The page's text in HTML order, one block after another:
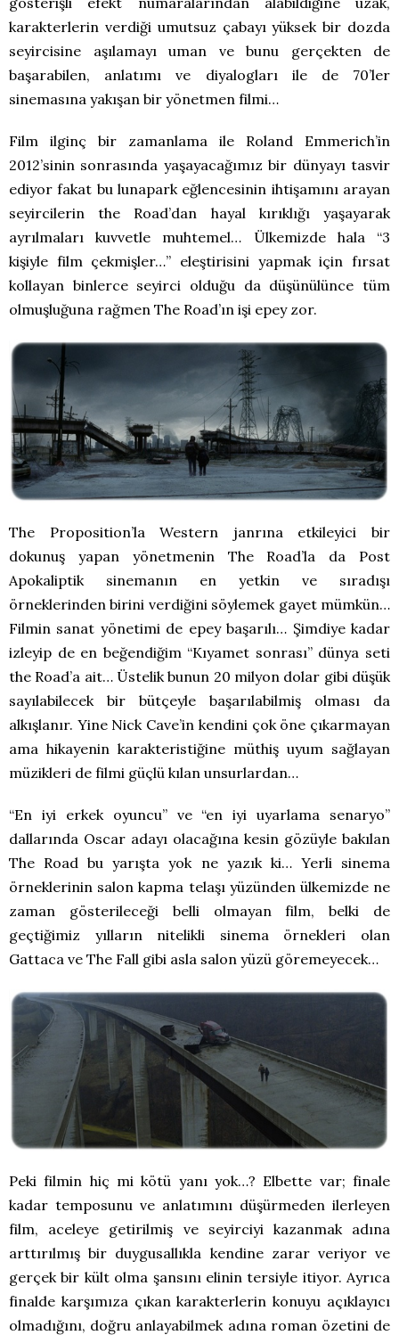
karakterlerin verdiği umutsuz çabayı yüksek bir dozda
seyircisine aşılamayı uman ve bunu gerçekten de
başarabilen, anlatımı ve diyalogları ile de 70’ler
sinemasına yakışan bir yönetmen filmi…
Film ilginç bir zamanlama ile Roland Emmerich’in
2012’sinin sonrasında yaşayacağımız bir dünyayı tasvir
ediyor fakat bu lunapark eğlencesinin ihtişamını arayan
seyircilerin the Road’dan hayal kırıklığı yaşayarak
ayrılmaları kuvvetle muhtemel… Ülkemizde hala “3
kişiyle film çekmişler…” eleştirisini yapmak için fırsat
kollayan binlerce seyirci olduğu da düşünülünce tüm
olmuşluğuna rağmen The Road’ın işi epey zor.
The Proposition’la Western janrına etkileyici bir
dokunuş yapan yönetmenin The Road’la da Post
Apokaliptik sinemanın en yetkin ve sıradışı
örneklerinden birini verdiğini söylemek gayet mümkün…
Filmin sanat yönetimi de epey başarılı… Şimdiye kadar
izleyip de en beğendiğim “Kıyamet sonrası” dünya seti
the Road’a ait… Üstelik bunun 20 milyon dolar gibi düşük
sayılabilecek bir bütçeyle başarılabilmiş olması da
alkışlanır. Yine Nick Cave’in kendini çok öne çıkarmayan
ama hikayenin karakteristiğine müthiş uyum sağlayan
müzikleri de filmi güçlü kılan unsurlardan…
“En iyi erkek oyuncu” ve “en iyi uyarlama senaryo”
dallarında Oscar adayı olacağına kesin gözüyle bakılan
The Road bu yarışta yok ne yazık ki… Yerli sinema
örneklerinin salon kapma telaşı yüzünden ülkemizde ne
zaman gösterileceği belli olmayan film, belki de
geçtiğimiz yılların nitelikli sinema örnekleri olan
Gattaca ve The Fall gibi asla salon yüzü göremeyecek…
Peki filmin hiç mi kötü yanı yok…? Elbette var; finale
kadar temposunu ve anlatımını düşürmeden ilerleyen
film, aceleye getirilmiş ve seyirciyi kazanmak adına
arttırılmış bir duygusallıkla kendine zarar veriyor ve
gerçek bir kült olma şansını elinin tersiyle itiyor. Ayrıca
finalde karşımıza çıkan karakterlerin konuyu açıklayıcı
olmadığını, doğru anlayabilmek adına roman özetini de